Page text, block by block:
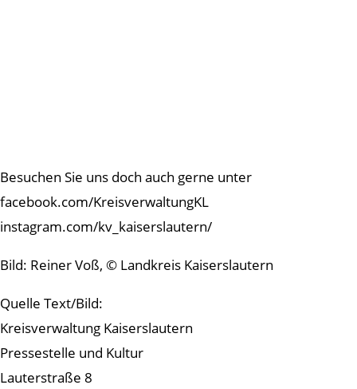
Besuchen Sie uns doch auch gerne unter
facebook.com/KreisverwaltungKL
instagram.com/kv_kaiserslautern/
Bild: Reiner Voß, © Landkreis Kaiserslautern
Quelle Text/Bild:
Kreisverwaltung Kaiserslautern
Pressestelle und Kultur
Lauterstraße 8